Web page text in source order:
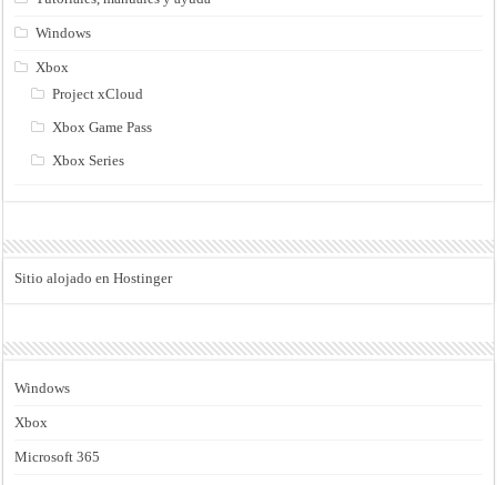
Windows
Xbox
Project xCloud
Xbox Game Pass
Xbox Series
Sitio alojado en Hostinger
Windows
Xbox
Microsoft 365